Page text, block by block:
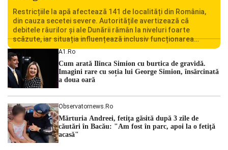
Restricțiile la apă afectează 141 de localități din România,
din cauza secetei severe. Autoritățile avertizează că
debitele râurilor și ale Dunării rămân la niveluri foarte
scăzute, iar situația influențează inclusiv funcționarea
Centralei Nucleare de la Cernavodă. România se confruntă
cu una dintre cele mai dificile perioade din punct de vedere
hidrologic din ultimii ani. Lipsa […]
A1.ro
Cum arată Ilinca Simion cu burtica de gravidă.
Imagini rare cu soția lui George Simion, însărcinată
a doua oară
Observatornews.ro
Mărturia Andreei, fetiţa găsită după 3 zile de
căutări în Bacău: "Am fost în parc, apoi la o fetiţă
acasă"